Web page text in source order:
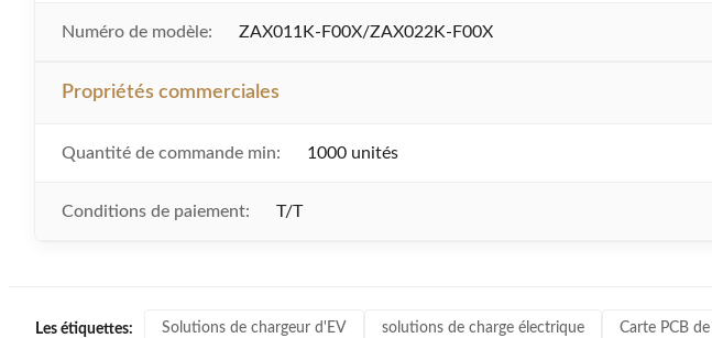
Numéro de modèle: ZAX011K-F00X/ZAX022K-F00X
Propriétés commerciales
Quantité de commande min: 1000 unités
Conditions de paiement: T/T
Les étiquettes: Solutions de chargeur d'EV solutions de charge électrique Carte PCB